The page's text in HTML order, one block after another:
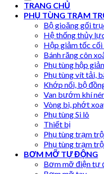
TRANG CHỦ
PHỤ TÙNG TRẠM
Bộ gioăng gối
Hệ thống thủy
Hộp giảm tốc
Bánh răng côn
Phụ tùng hộp
Phụ tùng vít tải,
Khớp nối, bộ
Van bướm khí
Vòng bi, phớt
Phụ tùng Si lô
Thiết bị
Phụ tùng trạm
Phụ tùng trạm
BƠM MỠ TỰ ĐỘNG
Bơm mỡ điện tự